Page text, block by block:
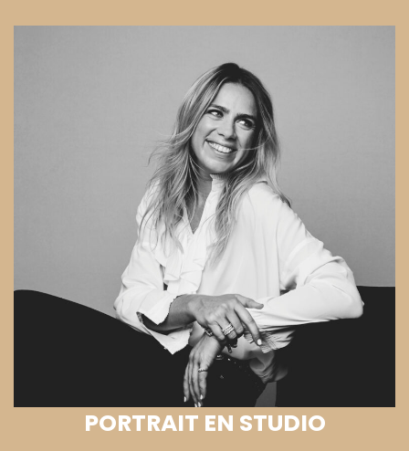
PORTRAIT EN STUDIO